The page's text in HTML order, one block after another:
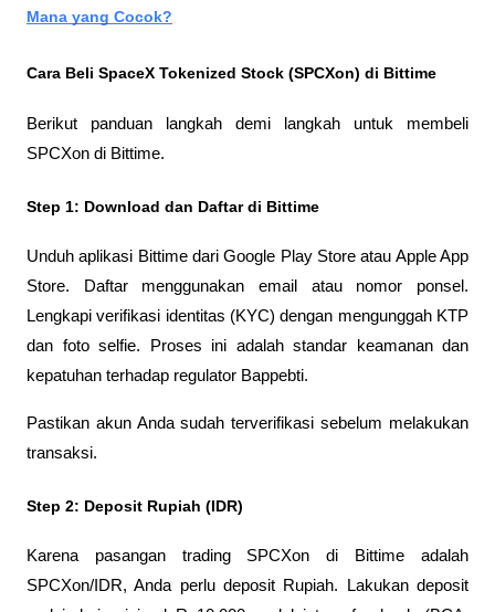
Mana yang Cocok?
Cara Beli SpaceX Tokenized Stock (SPCXon) di Bittime
Berikut panduan langkah demi langkah untuk membeli
SPCXon di Bittime.
Step 1: Download dan Daftar di Bittime
Unduh aplikasi Bittime dari Google Play Store atau Apple App
Store. Daftar menggunakan email atau nomor ponsel.
Lengkapi verifikasi identitas (KYC) dengan mengunggah KTP
dan foto selfie. Proses ini adalah standar keamanan dan
kepatuhan terhadap regulator Bappebti.
Pastikan akun Anda sudah terverifikasi sebelum melakukan
transaksi.
Step 2: Deposit Rupiah (IDR)
Karena pasangan trading SPCXon di Bittime adalah
SPCXon/IDR, Anda perlu deposit Rupiah. Lakukan deposit